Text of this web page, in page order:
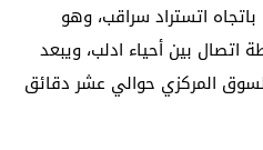
اتستراد سراقب، وهو
بين أحياء ادلب، ويبعد
المركزي حوالي عشر دقائق